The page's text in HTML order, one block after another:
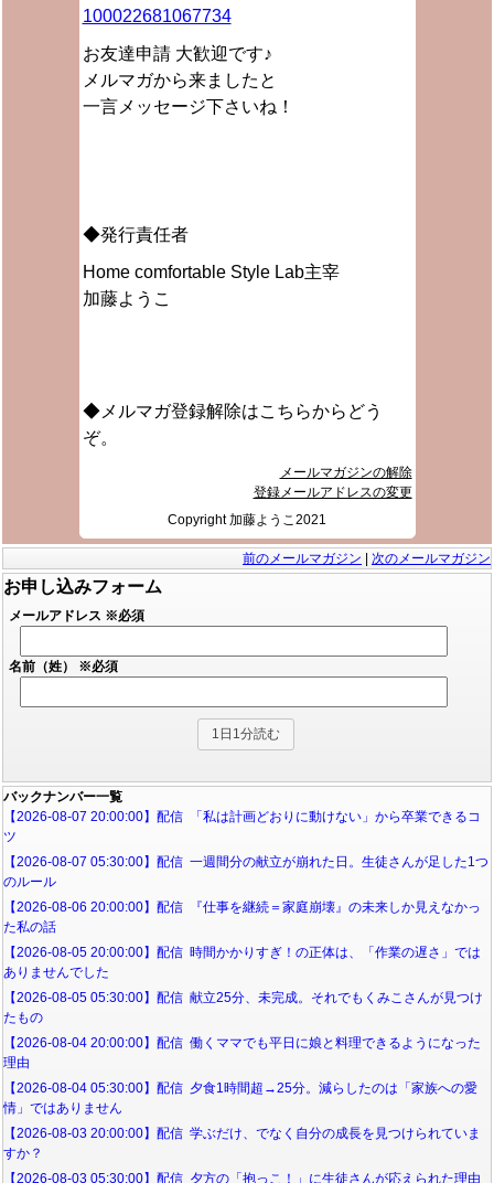
100022681067734
お友達申請 大歓迎です♪
メルマガから来ましたと
一言メッセージ下さいね！
◆発行責任者
Home comfortable Style Lab主宰
加藤ようこ
◆メルマガ登録解除はこちらからどう
ぞ。
メールマガジンの解除
登録メールアドレスの変更
Copyright 加藤ようこ2021
前のメールマガジン 次のメールマガジン
お申し込みフォーム
メールアドレス ※必須
名前（姓） ※必須
バックナンバー一覧
【2026-08-07 20:00:00】配信 「私は計画どおりに動けない」から卒業できるコ
ツ
【2026-08-07 05:30:00】配信 一週間分の献立が崩れた日。生徒さんが足した1つ
のルール
【2026-08-06 20:00:00】配信 『仕事を継続＝家庭崩壊』の未来しか見えなかっ
た私の話
【2026-08-05 20:00:00】配信 時間かかりすぎ！の正体は、「作業の遅さ」では
ありませんでした
【2026-08-05 05:30:00】配信 献立25分、未完成。それでもくみこさんが見つけ
たもの
【2026-08-04 20:00:00】配信 働くママでも平日に娘と料理できるようになった
理由
【2026-08-04 05:30:00】配信 夕食1時間超→25分。減らしたのは「家族への愛
情」ではありません
【2026-08-03 20:00:00】配信 学ぶだけ、でなく自分の成長を見つけられていま
すか？
【2026-08-03 05:30:00】配信 夕方の「抱っこ！」に生徒さんが応えられた理由